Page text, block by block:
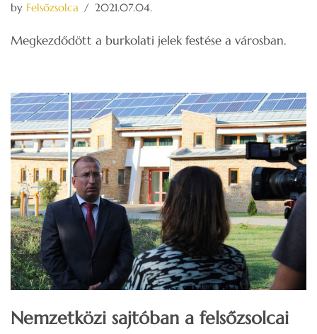
by Felsőzsolca 2021.07.04.
Megkezdődött a burkolati jelek festése a városban.
Nemzetközi sajtóban a felsőzsolcai